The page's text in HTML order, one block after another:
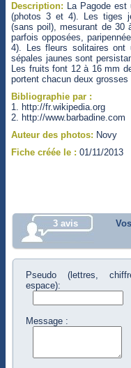
Description: La Pagode est
(photos 3 et 4). Les tiges
(sans poil), mesurant de 30
parfois opposées,
4). Les fleurs solitaires
sépales jaunes sont
Les fruits font 12 à 16 mm
portent chacun deux grosses
Bibliographie par :
1. http://fr.wikipedia.org
2. http://www.barbadine.com
Auteur des photos: Novy
Fiche créée le : 01/11/2013
3 avis
Pseudo (lettres,
espace):
Message :